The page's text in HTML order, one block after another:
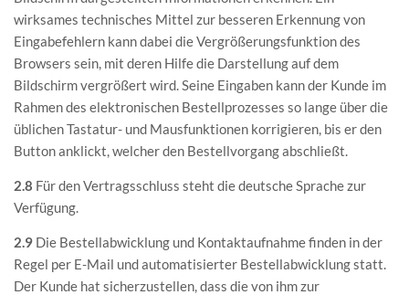
wirksames technisches Mittel zur besseren Erkennung von
Eingabefehlern kann dabei die Vergrößerungsfunktion des
Browsers sein, mit deren Hilfe die Darstellung auf dem
Bildschirm vergrößert wird. Seine Eingaben kann der Kunde im
Rahmen des elektronischen Bestellprozesses so lange über die
üblichen Tastatur- und Mausfunktionen korrigieren, bis er den
Button anklickt, welcher den Bestellvorgang abschließt.
2.8 Für den Vertragsschluss steht die deutsche Sprache zur
Verfügung.
2.9 Die Bestellabwicklung und Kontaktaufnahme finden in der
Regel per E-Mail und automatisierter Bestellabwicklung statt.
Der Kunde hat sicherzustellen, dass die von ihm zur